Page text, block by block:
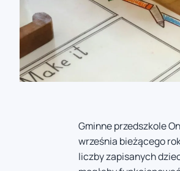
Gminne przedszkole
września bieżącego
liczby zapisanych